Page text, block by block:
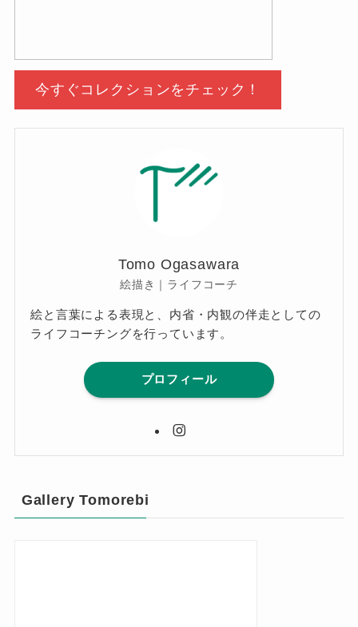
今すぐコレクションをチェック！
Tomo Ogasawara
絵描き｜ライフコーチ
絵と言葉による表現と、内省・内観の伴走としての
ライフコーチングを行っています。
プロフィール
Gallery Tomorebi